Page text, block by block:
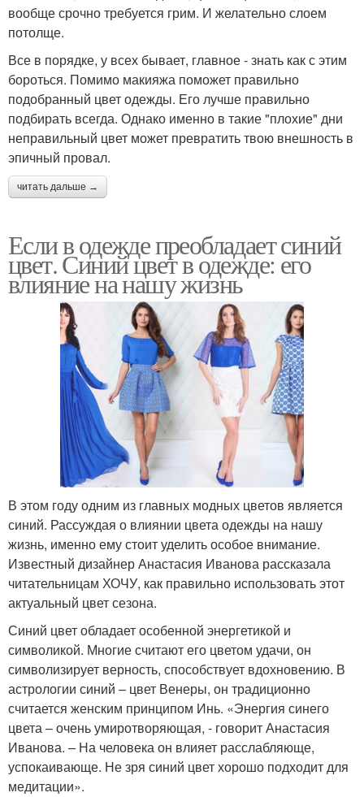
вообще срочно требуется грим. И желательно слоем
потолще.
Все в порядке, у всех бывает, главное - знать как с этим
бороться. Помимо макияжа поможет правильно
подобранный цвет одежды. Его лучше правильно
подбирать всегда. Однако именно в такие "плохие" дни
неправильный цвет может превратить твою внешность в
эпичный провал.
читать дальше →
Если в одежде преобладает синий
цвет. Синий цвет в одежде: его
влияние на нашу жизнь
В этом году одним из главных модных цветов является
синий. Рассуждая о влиянии цвета одежды на нашу
жизнь, именно ему стоит уделить особое внимание.
Известный дизайнер Анастасия Иванова рассказала
читательницам ХОЧУ, как правильно использовать этот
актуальный цвет сезона.
Синий цвет обладает особенной энергетикой и
символикой. Многие считают его цветом удачи, он
символизирует верность, способствует вдохновению. В
астрологии синий – цвет Венеры, он традиционно
считается женским принципом Инь. «Энергия синего
цвета – очень умиротворяющая, - говорит Анастасия
Иванова. – На человека он влияет расслабляюще,
успокаивающе. Не зря синий цвет хорошо подходит для
медитации».